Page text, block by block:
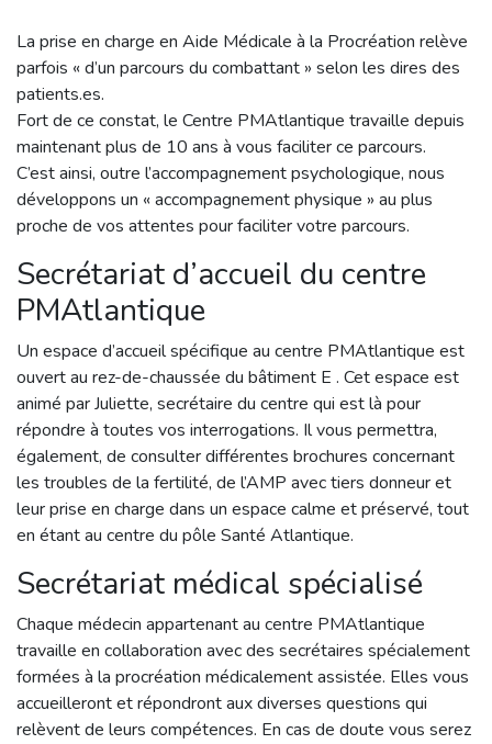
La prise en charge en Aide Médicale à la Procréation relève
parfois « d’un parcours du combattant » selon les dires des
patients.es.
Fort de ce constat, le Centre PMAtlantique travaille depuis
maintenant plus de 10 ans à vous faciliter ce parcours.
C’est ainsi, outre l’accompagnement psychologique, nous
développons un « accompagnement physique » au plus
proche de vos attentes pour faciliter votre parcours.
Secrétariat d’accueil du centre
PMAtlantique
Un espace d’accueil spécifique au centre PMAtlantique est
ouvert au rez-de-chaussée du bâtiment E . Cet espace est
animé par Juliette, secrétaire du centre qui est là pour
répondre à toutes vos interrogations. Il vous permettra,
également, de consulter différentes brochures concernant
les troubles de la fertilité, de l’AMP avec tiers donneur et
leur prise en charge dans un espace calme et préservé, tout
en étant au centre du pôle Santé Atlantique.
Secrétariat médical spécialisé
Chaque médecin appartenant au centre PMAtlantique
travaille en collaboration avec des secrétaires spécialement
formées à la procréation médicalement assistée. Elles vous
accueilleront et répondront aux diverses questions qui
relèvent de leurs compétences. En cas de doute vous serez